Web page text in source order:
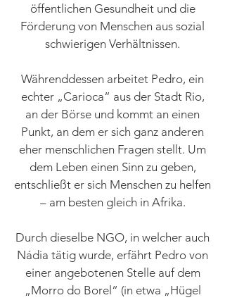
öffentlichen Gesundheit und die
Förderung von Menschen aus sozial
schwierigen Verhältnissen.
Währenddessen arbeitet Pedro, ein
echter „Carioca“ aus der Stadt Rio,
an der Börse und kommt an einen
Punkt, an dem er sich ganz anderen
eher menschlichen Fragen stellt. Um
dem Leben einen Sinn zu geben,
entschließt er sich Menschen zu helfen
– am besten gleich in Afrika.
Durch dieselbe NGO, in welcher auch
Nádia tätig wurde, erfährt Pedro von
einer angebotenen Stelle auf dem
„Morro do Borel“ (in etwa „Hügel